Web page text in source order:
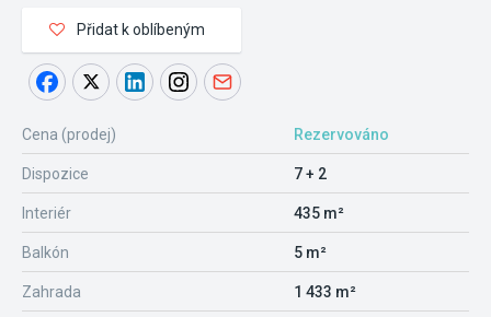
Přidat k oblíbeným
Cena (prodej) Rezervováno
Dispozice 7 + 2
Interiér 435 m²
Balkón 5 m²
Zahrada 1 433 m²